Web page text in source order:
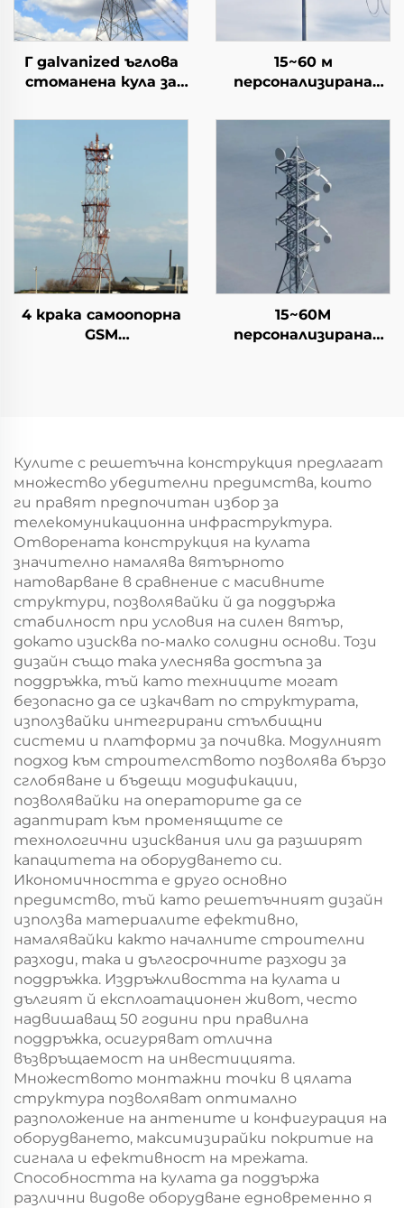
Г galvanized ъглова
стоманена кула за
трансмисия Ъглова
опорна кула
15~60 м
персонализирана
стабилна моно
полюсна
комуникационна кула
Телеком кула
4 крака самоопорна
GSM
15~60M
персонализирана
Кулите с решетъчна конструкция предлагат
множество убедителни предимства, които
ги правят предпочитан избор за
телекомуникационна инфраструктура.
Отворената конструкция на кулата
значително намалява вятърното
натоварване в сравнение с масивните
структури, позволявайки й да поддържа
стабилност при условия на силен вятър,
докато изисква по-малко солидни основи. Този
дизайн също така улеснява достъпа за
поддръжка, тъй като техниците могат
безопасно да се изкачват по структурата,
използвайки интегрирани стълбищни
системи и платформи за почивка. Модулният
подход към строителството позволява бързо
сглобяване и бъдещи модификации,
позволявайки на операторите да се
адаптират към променящите се
технологични изисквания или да разширят
капацитета на оборудването си.
Икономичността е друго основно
предимство, тъй като решетъчният дизайн
използва материалите ефективно,
намалявайки както началните строителни
разходи, така и дългосрочните разходи за
поддръжка. Издръжливостта на кулата и
дългият й експлоатационен живот, често
надвишаващ 50 години при правилна
поддръжка, осигуряват отлична
възвръщаемост на инвестицията.
Множеството монтажни точки в цялата
структура позволяват оптимално
разположение на антените и конфигурация на
оборудването, максимизирайки покритие на
сигнала и ефективност на мрежата.
Способността на кулата да поддържа
различни видове оборудване едновременно я